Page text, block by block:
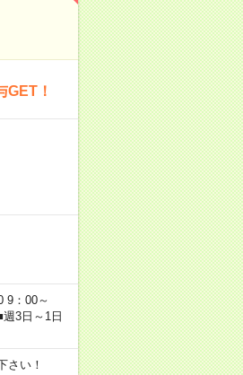
！
9：00～
3日～1日
さい！